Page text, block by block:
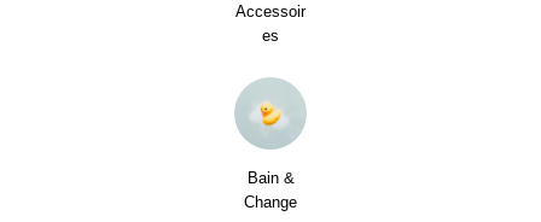
Accessoir
es
Bain &
Change